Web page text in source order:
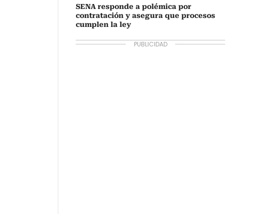
SENA responde a polémica por
contratación y asegura que procesos
cumplen la ley